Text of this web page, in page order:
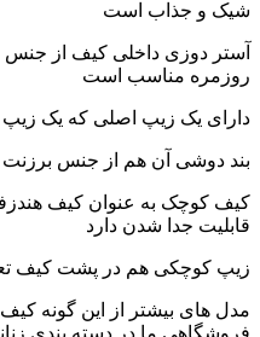
شیک و جذاب است
آستر دوزی داخلی کیف از جنس
روزمره مناسب است
دارای یک زیپ اصلی که یک زیپ
بند دوشی آن هم از جنس برزنت
کیف کوچک به عنوان کیف
قابلیت جدا شدن دارد
زیپ کوچکی هم در پشت کیف
مدل های بیشتر از این گونه کیف
فروشگاهی ما در دسته بندی